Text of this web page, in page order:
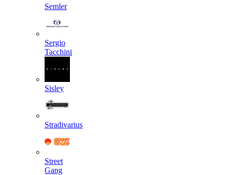
Semler
Sergio
Tacchini
Sisley
Stradivarius
Street
Gang